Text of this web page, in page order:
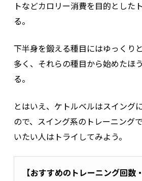
トなどカロリー消費を目的とした
る。
下半身を鍛える種目にはゆっくり
多く、それらの種目から始めたほ
る。
とはいえ、ケトルベルはスイング
ので、スイング系のトレーニング
いたい人はトライしてみよう。
【おすすめのトレーニング回数